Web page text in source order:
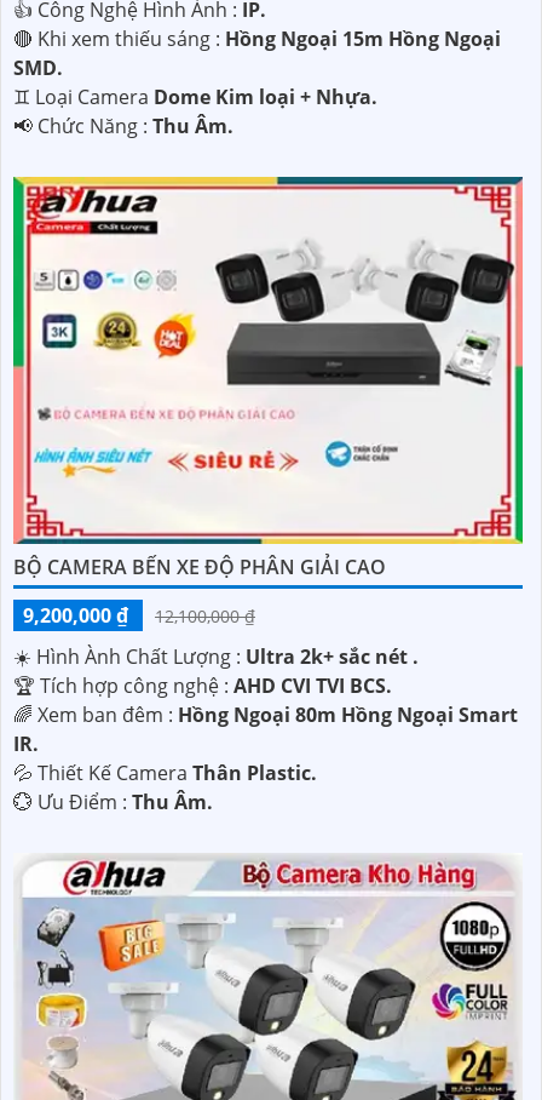
👍 Công Nghệ Hình Ảnh : IP.
🔴 Khi xem thiếu sáng : Hồng Ngoại 15m Hồng Ngoại
SMD.
♊ Loại Camera Dome Kim loại + Nhựa.
️📢 Chức Năng : Thu Âm.
BỘ CAMERA BẾN XE ĐỘ PHÂN GIẢI CAO
9,200,000 ₫
12,100,000 ₫
☀️ Hình Ành Chất Lượng : Ultra 2k+ sắc nét .
🏆 Tích hợp công nghệ : AHD CVI TVI BCS.
🌈 Xem ban đêm : Hồng Ngoại 80m Hồng Ngoại Smart
IR.
💦 Thiết Kế Camera Thân Plastic.
️💮 Ưu Điểm : Thu Âm.